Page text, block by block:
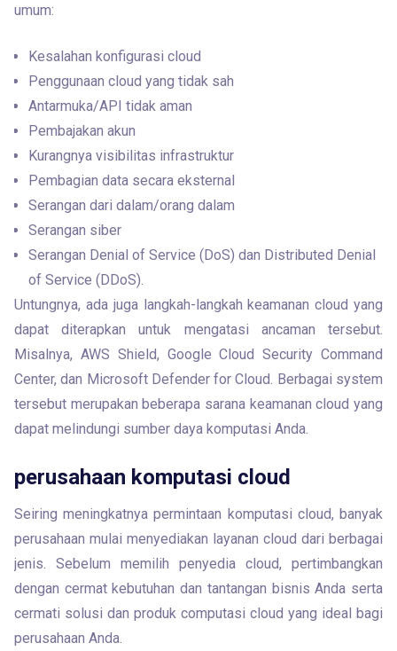
umum:
Kesalahan konfigurasi cloud
Penggunaan cloud yang tidak sah
Antarmuka/API tidak aman
Pembajakan akun
Kurangnya visibilitas infrastruktur
Pembagian data secara eksternal
Serangan dari dalam/orang dalam
Serangan siber
Serangan Denial of Service (DoS) dan Distributed Denial
of Service (DDoS).
Untungnya, ada juga langkah-langkah keamanan cloud yang
dapat diterapkan untuk mengatasi ancaman tersebut.
Misalnya, AWS Shield, Google Cloud Security Command
Center, dan Microsoft Defender for Cloud. Berbagai system
tersebut merupakan beberapa sarana keamanan cloud yang
dapat melindungi sumber daya komputasi Anda.
perusahaan komputasi cloud
Seiring meningkatnya permintaan komputasi cloud, banyak
perusahaan mulai menyediakan layanan cloud dari berbagai
jenis. Sebelum memilih penyedia cloud, pertimbangkan
dengan cermat kebutuhan dan tantangan bisnis Anda serta
cermati solusi dan produk computasi cloud yang ideal bagi
perusahaan Anda.